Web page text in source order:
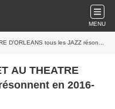
MENU
tous les JAZZ résonnent en 2016-2017
AU THEATRE
en 2016-